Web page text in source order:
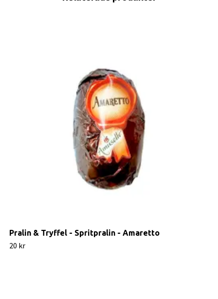
Pralin & Tryffel - Spritpralin - Amaretto
20 kr